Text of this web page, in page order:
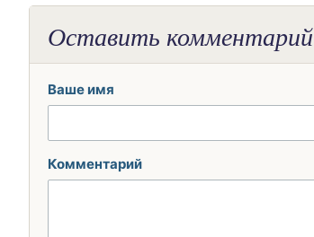
Оставить комментарий
Ваше имя
Комментарий